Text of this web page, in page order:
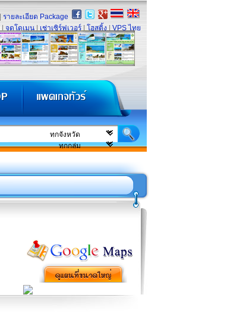
รายละเอียด Package
จดโดเมน เช่าเซิร์ฟเวอร์ โฮสติ้ง VPS ไทย